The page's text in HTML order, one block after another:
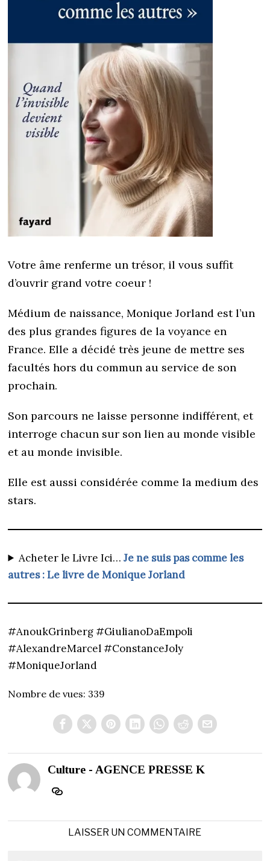
Votre âme renferme un trésor, il vous suffit
d’ouvrir grand votre coeur !
Médium de naissance, Monique Jorland est l’un
des plus grandes figures de la voyance en
France. Elle a décidé très jeune de mettre ses
facultés hors du commun au service de son
prochain.
Son parcours ne laisse personne indifférent, et
interroge chacun sur son lien au monde visible
et au monde invisible.
Elle est aussi considérée comme la medium des
stars.
Acheter le Livre Ici…Je ne suis pas comme les
autres : Le livre de Monique Jorland
#AnoukGrinberg #GiulianoDaEmpoli
#AlexandreMarcel #ConstanceJoly
#MoniqueJorland
Nombre de vues: 339
Culture - AGENCE PRESSE K
LAISSER UN COMMENTAIRE